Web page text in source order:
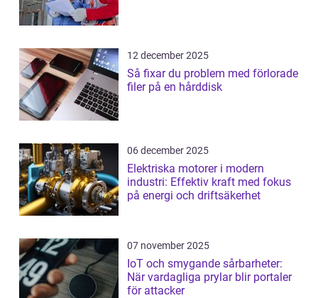
12 december 2025
Så fixar du problem med förlorade
filer på en hårddisk
06 december 2025
Elektriska motorer i modern
industri: Effektiv kraft med fokus
på energi och driftsäkerhet
07 november 2025
IoT och smygande sårbarheter:
När vardagliga prylar blir portaler
för attacker